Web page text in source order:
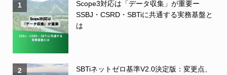
1
Scope3対応は「データ収集」が重要ー
SSBJ・CSRD・SBTiに共通する実務基盤と
は
2
SBTiネットゼロ基準V2.0決定版：変更点、